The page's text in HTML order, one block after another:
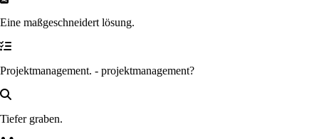
Eine maßgeschneidert lösung.
Projektmanagement. - projektmanagement?
Tiefer graben.